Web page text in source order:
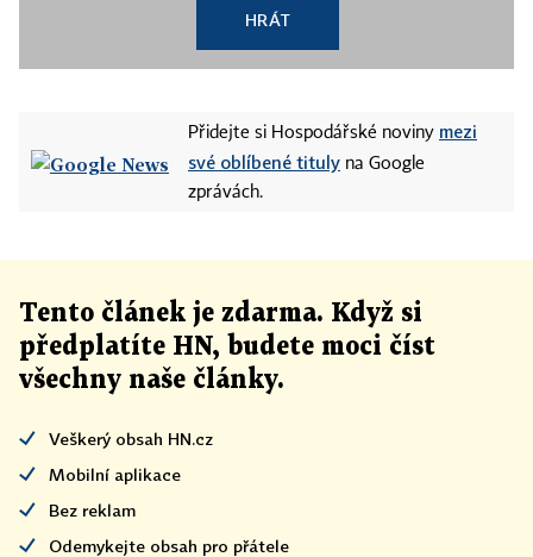
HRÁT
Přidejte si Hospodářské noviny mezi
své oblíbené tituly na Google
zprávách.
Tento článek je zdarma. Když si
předplatíte HN, budete moci číst
všechny naše články.
Veškerý obsah HN.cz
Mobilní aplikace
Bez reklam
Odemykejte obsah pro přátele